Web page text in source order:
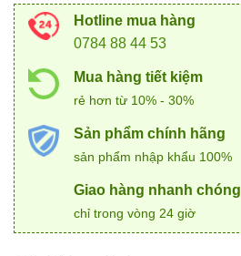
Hotline mua hàng
0784 88 44 53
Mua hàng tiết kiệm
rẻ hơn từ 10% - 30%
Sản phẩm chính hãng
sản phẩm nhập khẩu 100%
Giao hàng nhanh chóng
chỉ trong vòng 24 giờ